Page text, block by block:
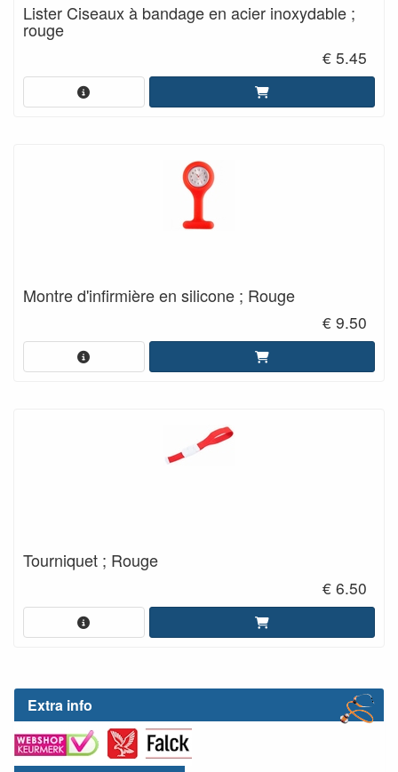
Extra info
Lister Ciseaux à bandage en acier inoxydable ;
rouge
€ 5.45
Montre d'infirmière en silicone ; Rouge
€ 9.50
Tourniquet ; Rouge
€ 6.50